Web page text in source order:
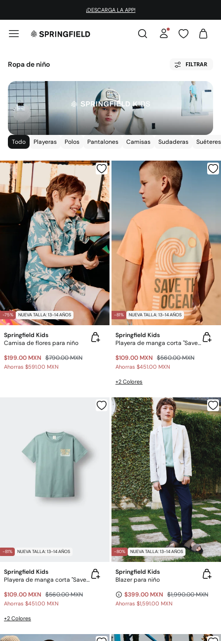
¡DESCARGA LA APP!
Ropa de niño FILTRAR
Todo Playeras Polos Pantalones Camisas Sudaderas Suéteres
-75% NUEVA TALLA: 13-14 AÑOS
Springfield Kids
Camisa de flores para niño
$199.00 MXN $790.00 MXN
Ahorras $591.00 MXN
-81% NUEVA TALLA: 13-14 AÑOS
Springfield Kids
Playera de manga corta "Save the ocean" niño
$109.00 MXN $560.00 MXN
Ahorras $451.00 MXN
+2 Colores
-81% NUEVA TALLA: 13-14 AÑOS
Springfield Kids
Playera de manga corta "Save the ocean" niño
$109.00 MXN $560.00 MXN
Ahorras $451.00 MXN
+2 Colores
-80% NUEVA TALLA: 13-14 AÑOS
Springfield Kids
Blazer para niño
$399.00 MXN $1,990.00 MXN
Ahorras $1,591.00 MXN